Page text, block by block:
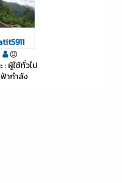
: ผู้ใช้ทั่วไป
ากำลัง